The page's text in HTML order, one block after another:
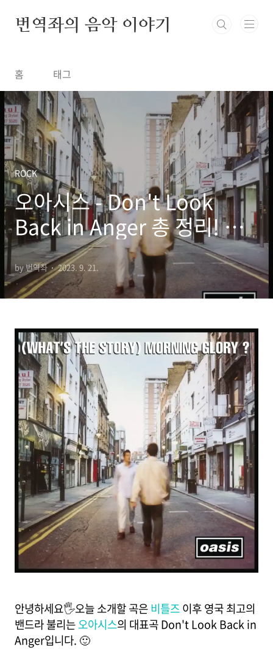
번역좌의 음악 이야기
홈 태그
ROCK
오아시스 - Don't Look
Back in Anger 총 정리! 한
글 가사/해석/뜻/의미
by 번역좌 2023. 9. 21.
안녕하세요🖐️오늘 소개할 곡은비틀즈이후 영국 최고의
밴드라 불리는오아시스의 대표곡 Don't Look Back in
Anger입니다. 🙂